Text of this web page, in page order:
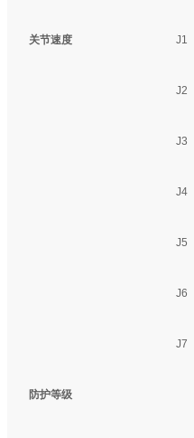
关节速度 J1
J2
J3
J4
J5
J6
J7
防护等级